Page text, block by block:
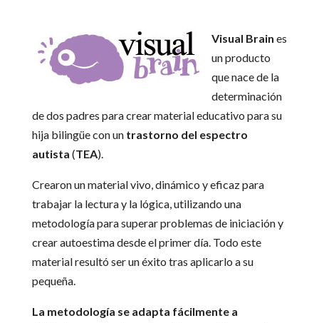
Visual Brain es
un producto
que nace de la
determinación
de dos padres para crear material educativo para su
hija bilingüe con un trastorno del espectro
autista (TEA).
Crearon un material vivo, dinámico y eficaz para
trabajar la lectura y la lógica, utilizando una
metodología para superar problemas de iniciación y
crear autoestima desde el primer día. Todo este
material resultó ser un éxito tras aplicarlo a su
pequeña.
La metodología se adapta fácilmente a